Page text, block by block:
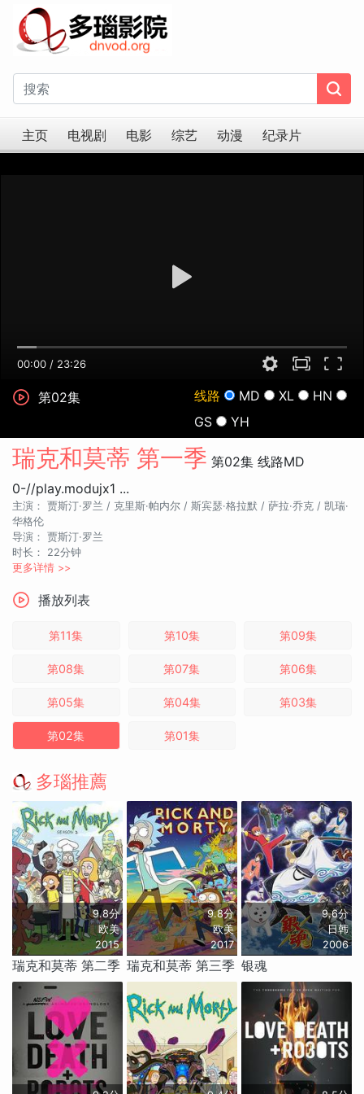
主页 电视剧 电影 综艺 动漫 纪录片
00:00 / 23:26
第02集 线路 MD XL
HN
GS
YH
瑞克和莫蒂 第一季 第02集 线路MD
0-//play.modujx1 ...
主演： 贾斯汀·罗兰 / 克里斯·帕内尔 / 斯宾瑟·格拉默 / 萨拉·乔克 / 凯瑞·
华格伦
导演： 贾斯汀·罗兰
时长：
22分钟
更多详情 >>
播放列表
第11集 第10集 第09集
第08集 第07集 第06集
第05集 第04集 第03集
第02集 第01集
多瑙推薦
9.8分
欧美
2015
瑞克和莫蒂 第二季
9.8分
欧美
2017
瑞克和莫蒂 第三季
9.6分
日韩
2006
银魂